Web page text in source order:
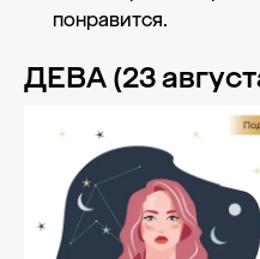
понравится.
ДЕВА (23